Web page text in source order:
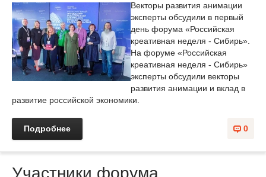
Векторы развития анимации
эксперты обсудили в первый
день форума «Российская
креативная неделя - Сибирь».
На форуме «Российская
креативная неделя - Сибирь»
эксперты обсудили векторы
развития анимации и вклад в
развитие российской экономики.
0
Подробнее
Участники форума